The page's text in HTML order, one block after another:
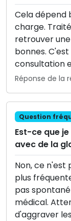
Cela dépend
charge.
retrouver
bonnes.
consultation
Réponse de la
Question
Est-ce que
avec de la
Non, ce n'est
plus
pas
médical.
d'aggraver